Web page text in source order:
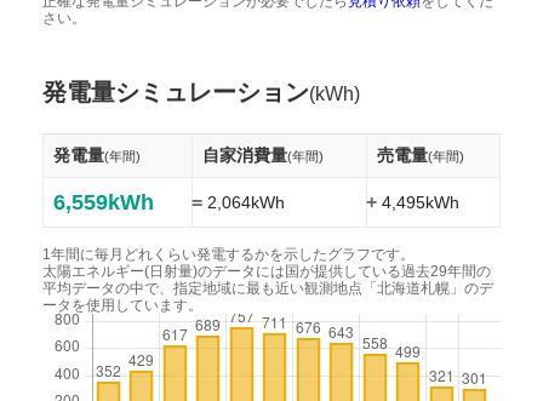
さい。
発電量シミュレーション(kWh)
発電量(年間) 自家消費量(年間) 売電量(年間)
6,559kWh =2,064kWh +4,495kWh
1年間に毎月どれくらい発電するかを示したグラフです。
太陽エネルギー(日射量)のデータには国が提供している過去29年間の
平均データの中で、指定地域に最も近い観測地点「北海道札幌」のデ
ータを使用しています。